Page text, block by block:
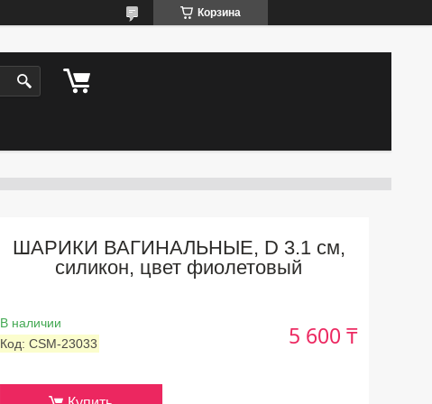
Корзина
ШАРИКИ ВАГИНАЛЬНЫЕ, D 3.1 см,
силикон, цвет фиолетовый
В наличии
Код: CSM-23033 5 600 ₸